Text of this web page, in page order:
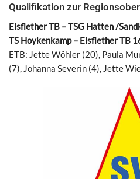
Qualifikation zur
Elsflether TB – TSG Hatten /
TS Hoykenkamp – Elsflether TB
ETB: Jette Wöhler (20), Paula
(7), Johanna Severin (4), Jette